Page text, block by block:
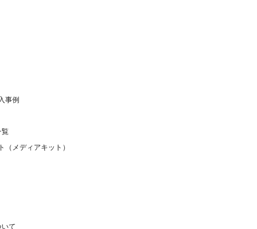
事例
覧
メディアキット）
て